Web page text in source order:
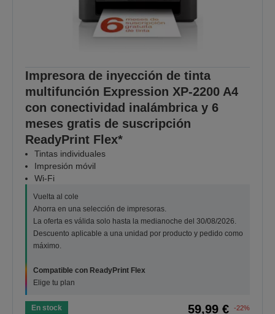
Impresora de inyección de tinta
multifunción Expression XP-2200 A4
con conectividad inalámbrica y 6
meses gratis de suscripción
ReadyPrint Flex*
Tintas individuales
Impresión móvil
Wi-Fi
Vuelta al cole
Ahorra en una selección de impresoras.
La oferta es válida solo hasta la medianoche del 30/08/2026.
Descuento aplicable a una unidad por producto y pedido como
máximo.
Compatible con ReadyPrint Flex
Elige tu plan
En stock 59,99 €
-22%